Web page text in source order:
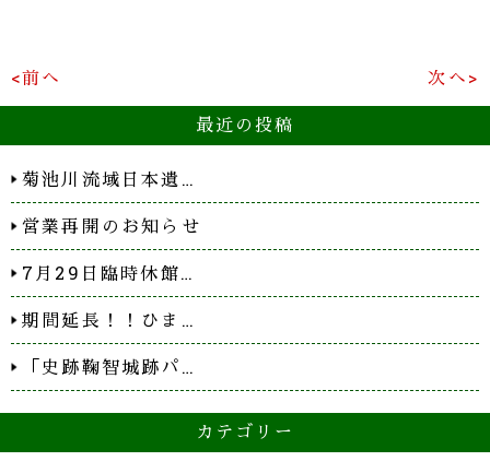
<前へ 次へ>
最近の投稿
菊池川流域日本遺…
営業再開のお知らせ
7月29日臨時休館…
期間延長！！ひま…
「史跡鞠智城跡パ…
カテゴリー